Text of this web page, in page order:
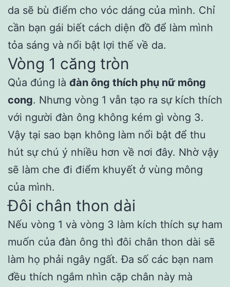
da sẽ bù điểm cho vóc dáng của mình. Chỉ
cần bạn gái biết cách diện đồ để làm mình
tỏa sáng và nổi bật lợi thế về da.
Vòng 1 căng tròn
Qủa đúng là đàn ông thích phụ nữ mông
cong. Nhưng vòng 1 vẫn tạo ra sự kích thích
với người đàn ông không kém gì vòng 3.
Vậy tại sao bạn không làm nổi bật để thu
hút sự chú ý nhiều hơn về nơi đây. Nhờ vậy
sẽ làm che đi điểm khuyết ở vùng mông
của mình.
Đôi chân thon dài
Nếu vòng 1 và vòng 3 làm kích thích sự ham
muốn của đàn ông thì đôi chân thon dài sẽ
làm họ phải ngây ngất. Đa số các bạn nam
đều thích ngắm nhìn cặp chân này mà